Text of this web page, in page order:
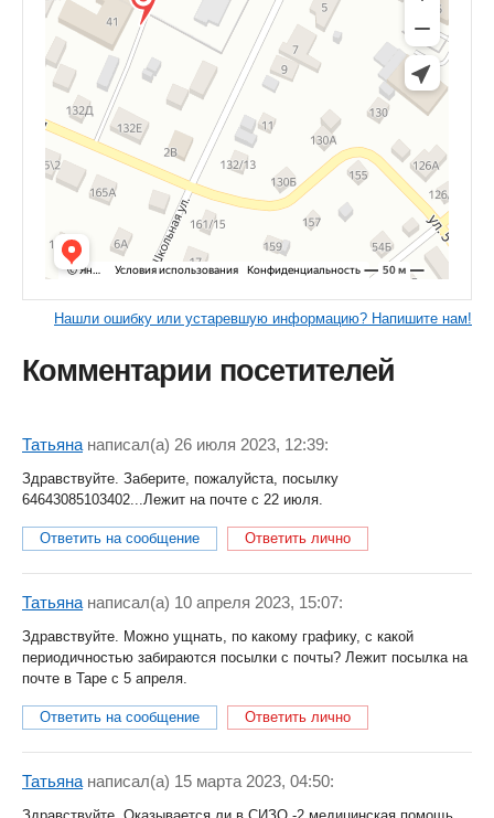
Нашли ошибку или устаревшую информацию? Напишите нам!
Комментарии посетителей
Татьяна написал(a) 26 июля 2023, 12:39:
Здравствуйте. Заберите, пожалуйста, посылку
64643085103402...Лежит на почте с 22 июля.
Ответить на сообщение Ответить лично
Татьяна написал(a) 10 апреля 2023, 15:07:
Здравствуйте. Можно ущнать, по какому графику, с какой
периодичностью забираются посылки с почты? Лежит посылка на
почте в Таре с 5 апреля.
Ответить на сообщение Ответить лично
Татьяна написал(a) 15 марта 2023, 04:50: